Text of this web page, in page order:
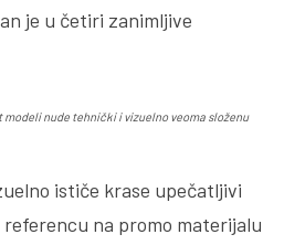
je u četiri zanimljive
nude tehnički i vizuelno veoma složenu
ističe krase upečatljivi
na promo materijalu